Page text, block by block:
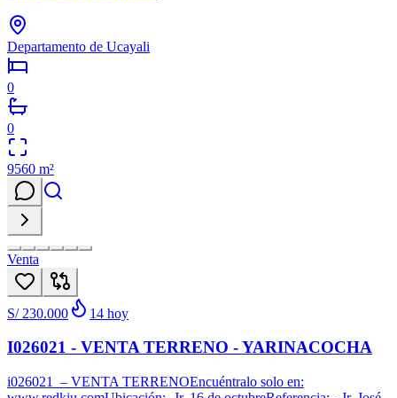
Departamento de Ucayali
0
0
9560 m²
Venta
S/ 230.000 14 hoy
I026021 - VENTA TERRENO - YARINACOCHA
i026021 – VENTA TERRENOEncuéntralo solo en: